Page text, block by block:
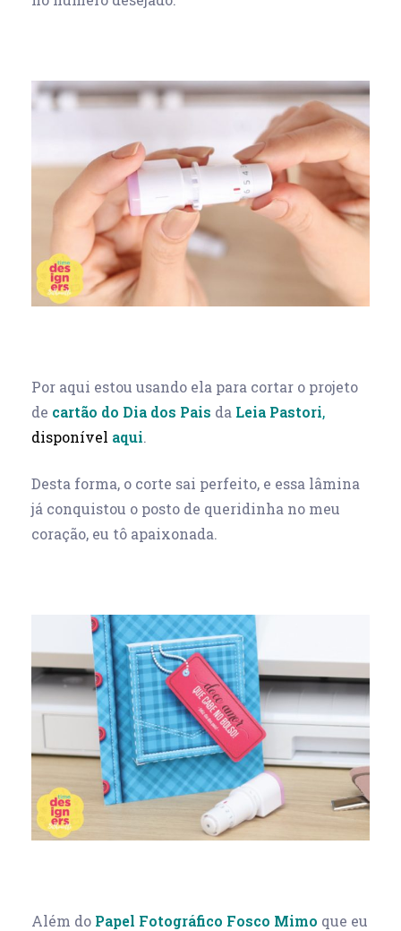
Por aqui estou usando ela para cortar o projeto
de cartão do Dia dos Pais da Leia Pastori,
disponível aqui.
Desta forma, o corte sai perfeito, e essa lâmina
já conquistou o posto de queridinha no meu
coração, eu tô apaixonada.
Além do Papel Fotográfico Fosco Mimo que eu